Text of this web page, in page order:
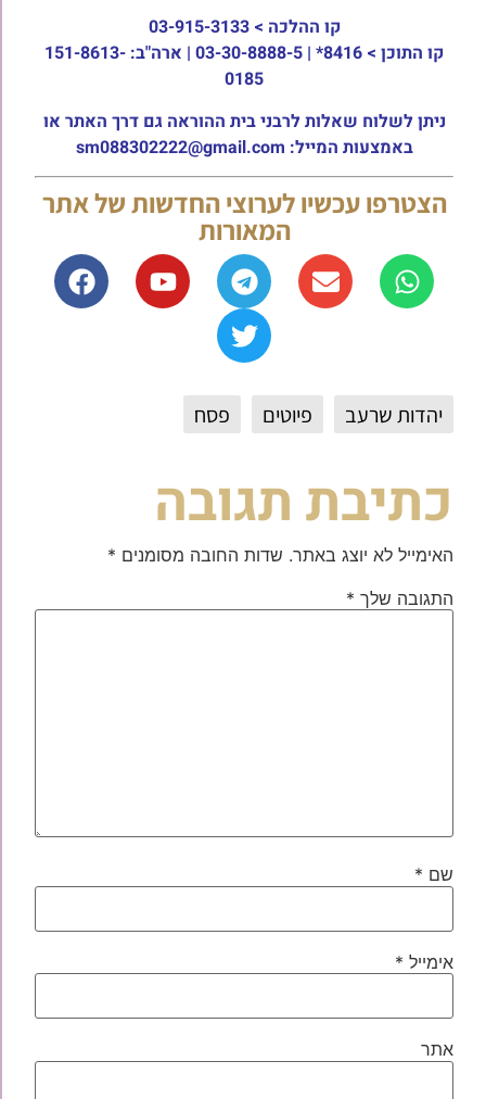
קו ההלכה > 03-915-3133
קו התוכן >
8416* | 03-30-8888-5 | ארה"ב: 151-8613-
0185
ניתן לשלוח שאלות לרבני בית ההוראה גם דרך האתר או
באמצעות המייל: sm088302222@gmail.com
הצטרפו עכשיו לערוצי החדשות של אתר
המאורות
יהדות שרעב פיוטים פסח
כתיבת תגובה
האימייל לא יוצג באתר. שדות החובה מסומנים *
התגובה שלך *
שם *
אימייל *
אתר